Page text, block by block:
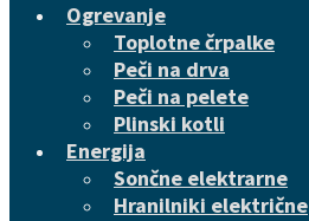
Ogrevanje
Toplotne črpalke
Peči na drva
Peči na pelete
Plinski kotli
Energija
Sončne elektrarne
Hranilniki električne